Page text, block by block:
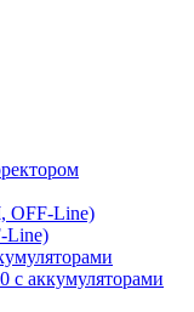
OFF-Line)
Line)
с аккумуляторами